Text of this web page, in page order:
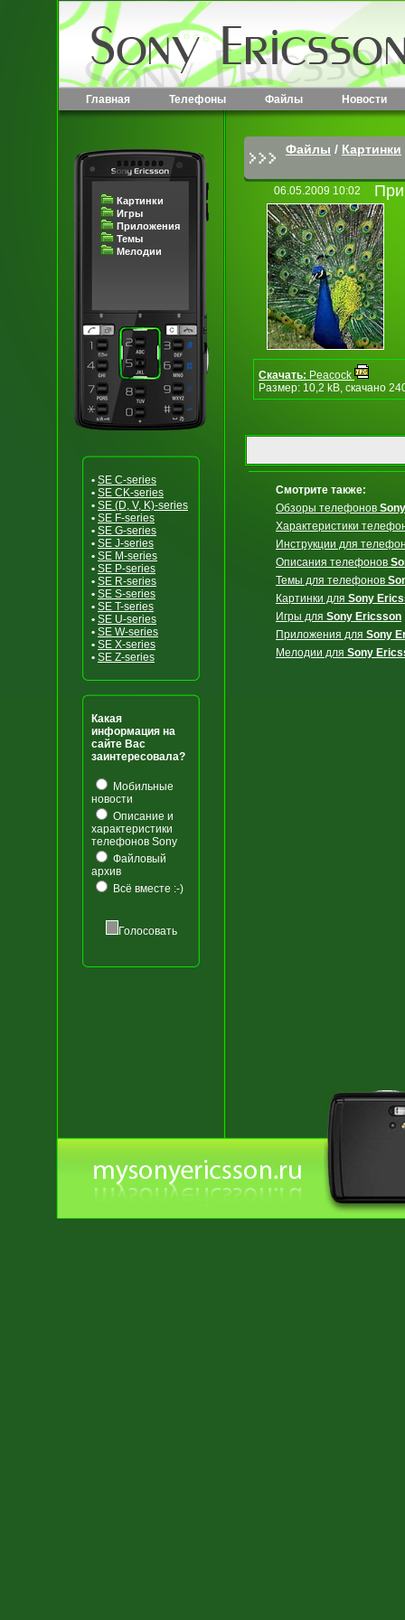
Главная Телефоны Файлы Новости
Картинки
Игры
Приложения
Темы
Мелодии
• SE C-series
• SE CK-series
• SE (D, V, K)-series
• SE F-series
• SE G-series
• SE J-series
• SE M-series
• SE P-series
• SE R-series
• SE S-series
• SE T-series
• SE U-series
• SE W-series
• SE X-series
• SE Z-series
Какая
информация на
сайте Вас
заинтересовала?
Мобильные
новости
Описание и
характеристики
телефонов Sony
Файловый
архив
Всё вместе :-)
Голосовать
Файлы / Картинки
06.05.2009 10:02
Скачать: Peacock
Размер: 10,2 kB, скачано
Смотрите также:
Обзоры телефонов
Характеристики
Инструкции для
Описания телефонов
Темы для телефонов
Картинки для Sony
Игры для Sony Ericsson
Приложения для Sony
Мелодии для Sony